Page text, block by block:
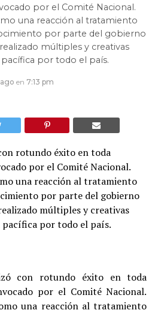
por el Comité Nacional.
una reacción al tratamiento
por parte del gobierno
múltiples y creativas
por todo el país.
en 7:13 pm
rotundo éxito en toda
por el Comité Nacional.
una reacción al tratamiento
por parte del gobierno
múltiples y creativas
pacífica por todo el país.
con rotundo éxito en toda
por el Comité Nacional.
una reacción al tratamiento